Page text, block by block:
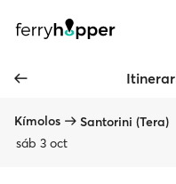
Kímolos
Santorini (Tera)
sáb 3 oct